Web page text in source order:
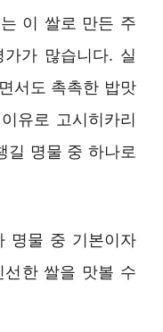
이 쌀로 만든 주
가 많습니다. 실
서도 촉촉한 밥맛
유로 고시히카리
길 명물 중 하나로
명물 중 기본이자
선한 쌀을 맛볼 수